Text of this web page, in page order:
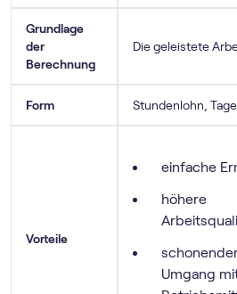
Grundlage
der
Berechnung
Die geleistete
Form Stundenlohn,
Vorteile
einfache
höhere
Umgang